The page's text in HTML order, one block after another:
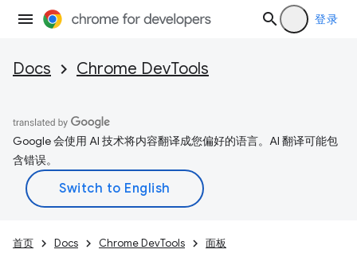
登录
Docs Chrome DevTools
Google 会使用 AI 技术将内容翻译成您偏好的语言。AI 翻译可能包
含错误。
首页 Docs Chrome DevTools 面板